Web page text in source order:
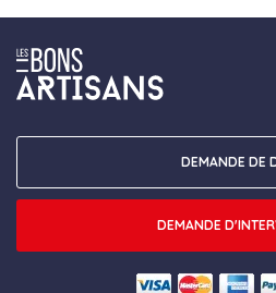
DEMANDE DE
DEMANDE